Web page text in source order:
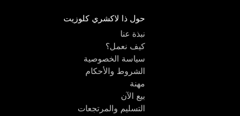
حول ذا لاكشري كلوزيت
نبذة عنا
كيف نعمل؟
سياسة الخصوصية
الشروط والأحكام
مهنة
بيع الآن
التسليم والمرتجعات